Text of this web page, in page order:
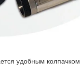
удобным колпачком